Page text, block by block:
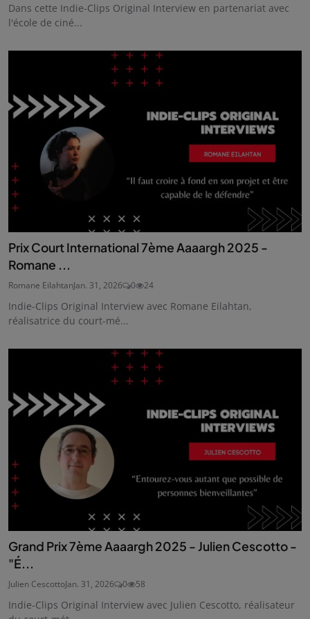
Dans cette Indie-Clips Original Interview en partenariat avec
l'école de ciné...
Prix Court International 7ème Aaaargh 2025 -
Romane ...
Romane EilahtanJan. 31, 2026 0 24
Indie-Clips Original Interview avec Romane Eilahtan,
réalisatrice du court-mé...
Grand Prix 7ème Aaaargh 2025 - Julien Cescotto -
"É...
Julien CescottoJan. 31, 2026 0 58
Indie-Clips Original Interview avec Julien Cescotto, réalisateur